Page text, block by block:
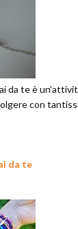
da te è
con
da te